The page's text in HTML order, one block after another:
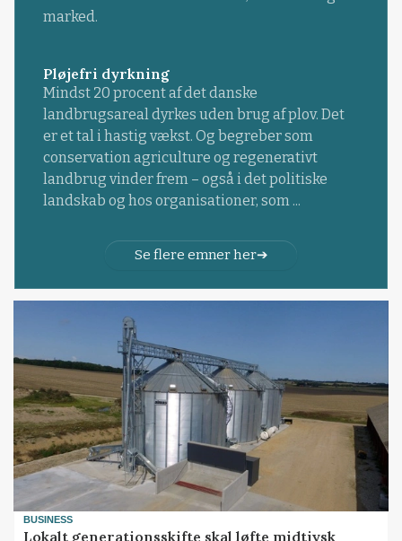
marked.
Pløjefri dyrkning
Mindst 20 procent af det danske
landbrugsareal dyrkes uden brug af plov. Det
er et tal i hastig vækst. Og begreber som
conservation agriculture og regenerativt
landbrug vinder frem – også i det politiske
landskab og hos organisationer, som ...
Se flere emner her
BUSINESS
Lokalt generationsskifte skal løfte midtjysk